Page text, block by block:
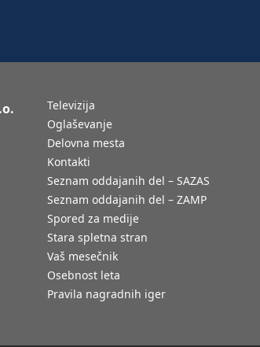
Televizija
Oglaševanje
Delovna mesta
Kontakti
Seznam oddajanih del – SAZAS
Seznam oddajanih del – ZAMP
Spored za medije
Stara spletna stran
Vaš mesečnik
Osebnost leta
Pravila nagradnih iger